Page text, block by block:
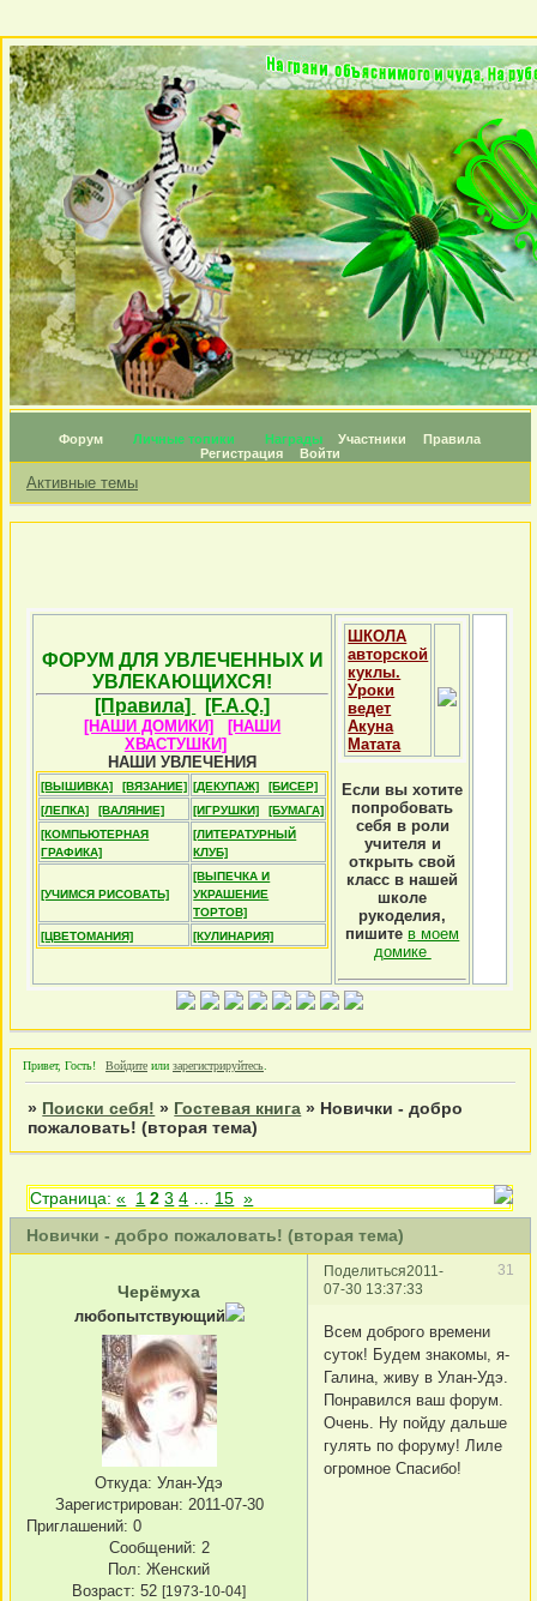
Форум Личные топики Награды Участники
Правила
Регистрация
Войти
Активные темы
ФОРУМ ДЛЯ УВЛЕЧЕННЫХ И
УВЛЕКАЮЩИХСЯ!
[Правила]
[F.A.Q.]
[НАШИ ДОМИКИ]
[НАШИ
ХВАСТУШКИ]
НАШИ УВЛЕЧЕНИЯ
[ВЫШИВКА] [ВЯЗАНИЕ] [ДЕКУПАЖ]
[БИСЕР]
[ЛЕПКА]
[ВАЛЯНИЕ] [ИГРУШКИ]
[БУМАГА]
[КОМПЬЮТЕРНАЯ
ГРАФИКА]
[ЛИТЕРАТУРНЫЙ
КЛУБ]
[УЧИМСЯ РИСОВАТЬ]
[ВЫПЕЧКА И
УКРАШЕНИЕ
ТОРТОВ]
[ЦВЕТОМАНИЯ]
[КУЛИНАРИЯ]
ШКОЛА
авторской
куклы.
Уроки
ведет
Акуна
Матата
Если вы хотите
попробовать
себя в роли
учителя и
открыть свой
класс в нашей
школе
рукоделия,
пишите в моем
домике
Привет, Гость! Войдите или зарегистрируйтесь
» Поиски себя! » Гостевая книга » Новички - добро
пожаловать! (вторая тема)
Новички - добро пожаловать! (вторая тема)
Страница:« 1 2 3 4 15 »
Поделиться 31
2011-
07-30 13:37:33
Черёмуха
любопытствующий
Откуда: Улан-Удэ
Зарегистрирован: 2011-07-30
Приглашений: 0
Сообщений: 2
Пол: Женский
Возраст: 52 [1973-10-04]
Всем доброго времени
суток! Будем знакомы, я-
Галина, живу в Улан-Удэ.
Понравился ваш форум.
Очень. Ну пойду дальше
гулять по форуму! Лиле
огромное Спасибо!